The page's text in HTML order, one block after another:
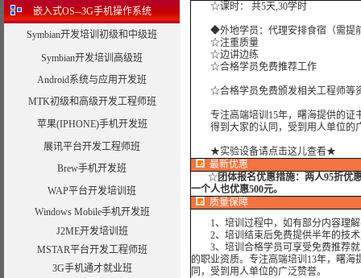
嵌入式OS--3G手机操作系统
Symbian开发培训初级和中级班
Symbian开发培训高级班
Android系统与应用开发班
MTK初级和高级开发工程师班
苹果(IPHONE)手机开发班
展讯平台开发工程师班
Brew手机开发班
WAP平台开发培训班
Windows Mobile手机开发班
J2ME开发培训班
MSTAR平台开发工程师班
3G手机通才就业班
☆课时： 共5天,30学时
◆外地学员：代理安排食宿（需提
☆注重质量
☆边讲边练
☆合格学员免费推荐工作
☆合格学员免费颁发相关工程师等
专注高端培训15年，曙海提供的证
得到大家的认同，受到用人单位的
★实验设备请点击这儿查看★
最新优惠
☆ 团体报名优惠措施： 两人95折优
一个人也优惠500元。
质量保障
1、培训过程中，如有部分内容理解
2、培训结束后免费提供半年的技术
3、培训合格学员可享受免费推荐就
的职业资质。专注高端培训13年，曙
同，受到用人单位的广泛赞誉。